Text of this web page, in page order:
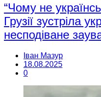
“Чому не
Грузії зустріла
несподіване
Іван Мазур
18.08.2025
0